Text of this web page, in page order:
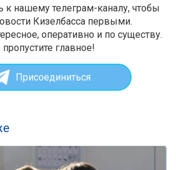
к нашему телеграм-каналу, чтобы
Кизелбасса первыми.
оперативно и по существу.
пропустите главное!
Присоединиться